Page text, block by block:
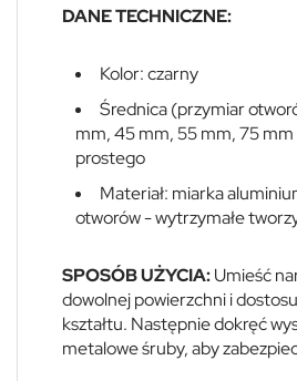
DANE TECHNICZNE:
Kolor: czarny
Średnica (przymiar
mm, 45 mm, 55 mm, 75 mm
prostego
Materiał: miarka
otworów - wytrzymałe
SPOSÓB UŻYCIA:Umieść
dowolnej powierzchni i
kształtu. Następnie dokręć
metalowe śruby, aby